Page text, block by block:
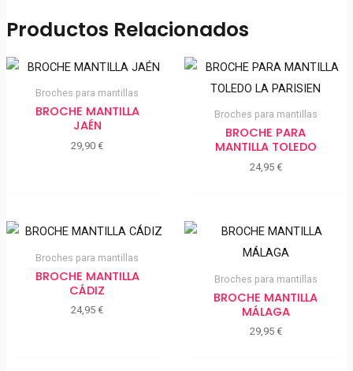
Productos Relacionados
Broches para mantillas
BROCHE MANTILLA
JAÉN
29,90€
Broches para mantillas
BROCHE PARA
MANTILLA TOLEDO
24,95 €
Broches para mantillas
BROCHE MANTILLA
CÁDIZ
24,95€
Broches para mantillas
BROCHE MANTILLA
MÁLAGA
29,95 €